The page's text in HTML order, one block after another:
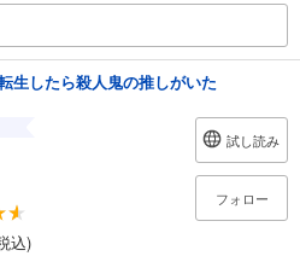
生したら殺人鬼の推しがいた
込)
試し読み
フォロー